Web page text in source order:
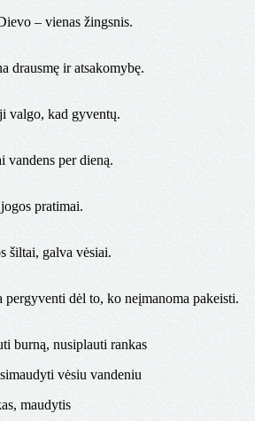
– vienas žingsnis.
drausmę ir atsakomybę.
valgo, kad gyventų.
vandens per dieną.
pratimai.
šiltai, galva vėsiai.
pergyventi dėl to, ko neįmanoma pakeisti.
burną, nusiplauti rankas
vėsiu vandeniu
maudytis